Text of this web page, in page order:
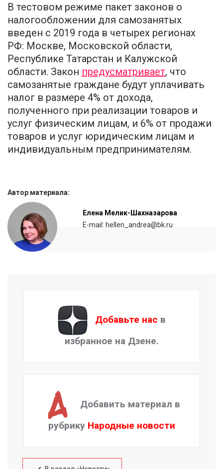
В тестовом режиме пакет законов о
налогообложении для самозанятых
введен с 2019 года в четырех регионах
РФ: Москве, Московской области,
Республике Татарстан и Калужской
области. Закон предусматривает, что
самозанятые граждане будут уплачивать
налог в размере 4% от дохода,
полученного при реализации товаров и
услуг физическим лицам, и 6% от продажи
товаров и услуг юридическим лицам и
индивидуальным предпринимателям.
Автор материала:
Елена Мелик-Шахназарова
E-mail: hellen_andrea@bk.ru
Добавьте нас в
избранное на Дзене.
Добавить материал в
рубрику Народные новости